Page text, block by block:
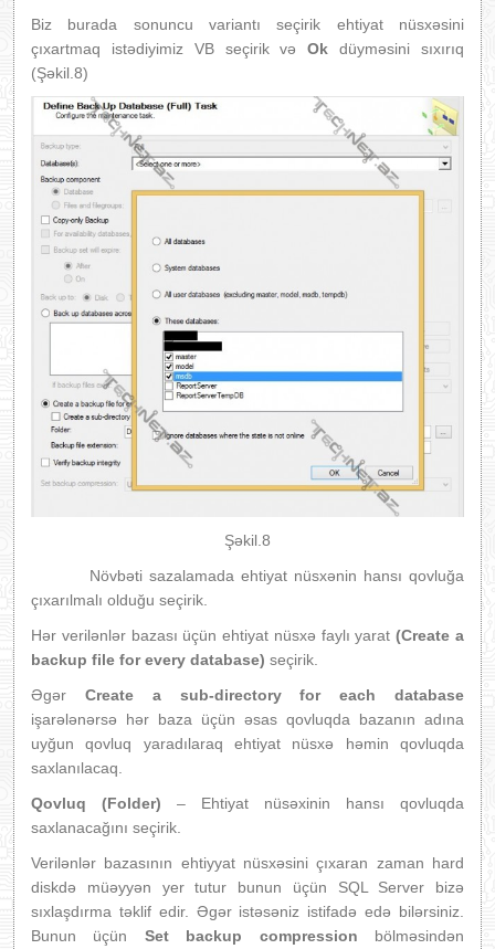
Biz burada sonuncu variantı seçirik ehtiyat nüsxəsini
çıxartmaq istədiyimiz VB seçirik vəOk düyməsini sıxırıq
(Şəkil.8)
Şəkil.8
Növbəti sazalamada ehtiyat nüsxənin hansı qovluğa
çıxarılmalı olduğu seçirik.
Hər verilənlər bazası üçün ehtiyat nüsxə faylı yarat(Create a
backup file for every database) seçirik.
Əgər Create a sub-directory for each database
işarələnərsə hər baza üçün əsas qovluqda bazanın adına
uyğun qovluq yaradılaraq ehtiyat nüsxə həmin qovluqda
saxlanılacaq.
Qovluq (Folder) – Ehtiyat nüsəxinin hansı qovluqda
saxlanacağını seçirik.
Verilənlər bazasının ehtiyyat nüsxəsini çıxaran zaman hard
diskdə müəyyən yer tutur bunun üçün SQL Server bizə
sıxlaşdırma təklif edir. Əgər istəsəniz istifadə edə bilərsiniz.
Bunun üçün Set backup compression bölməsindən